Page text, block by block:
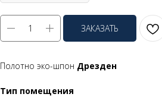
ЗАКАЗАТЬ
Полотно эко-шпон Дрезден
Тип помещения